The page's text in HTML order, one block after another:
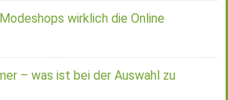
wirklich die Online
– was ist bei der Auswahl zu